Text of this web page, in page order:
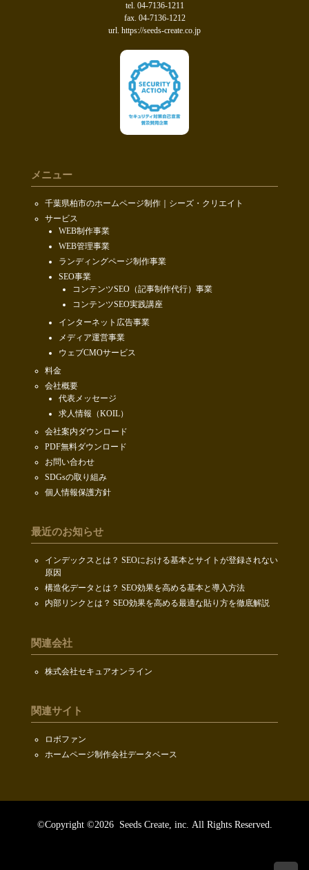
tel. 04-7136-1211
fax. 04-7136-1212
url. https://seeds-create.co.jp
メニュー
千葉県柏市のホームページ制作｜シーズ・クリエイト
サービス
WEB制作事業
WEB管理事業
ランディングページ制作事業
SEO事業
コンテンツSEO（記事制作代行）事業
コンテンツSEO実践講座
インターネット広告事業
メディア運営事業
ウェブCMOサービス
料金
会社概要
代表メッセージ
求人情報（KOIL）
会社案内ダウンロード
PDF無料ダウンロード
お問い合わせ
SDGsの取り組み
個人情報保護方針
最近のお知らせ
インデックスとは？ SEOにおける基本とサイトが登録されない
原因
構造化データとは？ SEO効果を高める基本と導入方法
内部リンクとは？ SEO効果を高める最適な貼り方を徹底解説
関連会社
株式会社セキュアオンライン
関連サイト
ロボファン
ホームページ制作会社データベース
©Copyright ©2026 Seeds Create, inc. All Rights Reserved.